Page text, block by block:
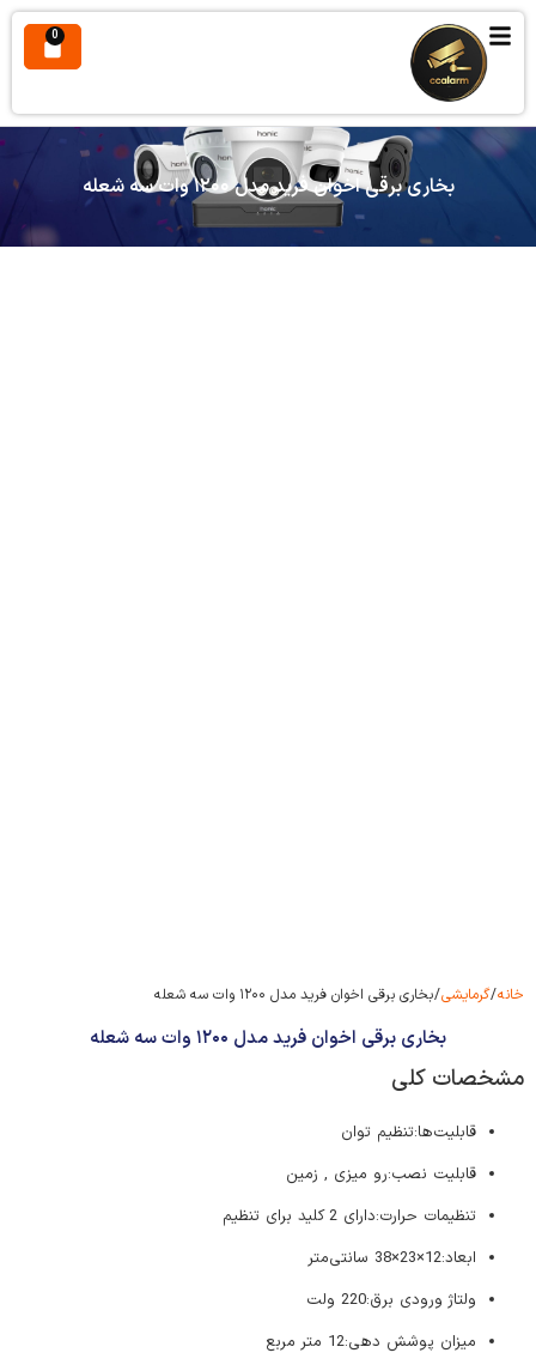
0
بخاری برقی اخوان فرید مدل ۱۲۰۰ وات سه شعله
خانه/گرمایشی/ بخاری برقی اخوان فرید مدل ۱۲۰۰ وات سه شعله
بخاری برقی اخوان فرید مدل ۱۲۰۰ وات سه شعله
مشخصات کلی
قابلیت‌ها:تنظیم توان
قابلیت نصب:رو میزی , زمین
تنظیمات حرارت:دارای 2 کلید برای تنظیم
ابعاد:12×23×38 سانتی‌متر
ولتاژ ورودی برق:220 ولت
میزان پوشش دهی:12 متر مربع